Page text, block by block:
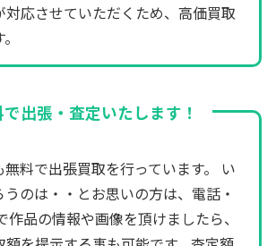
対応させていただくため、高価買取
出張・査定いたします！
料で出張買取を行っています。 い
のは・・とお思いの方は、電話・
作品の情報や画像を頂けましたら、